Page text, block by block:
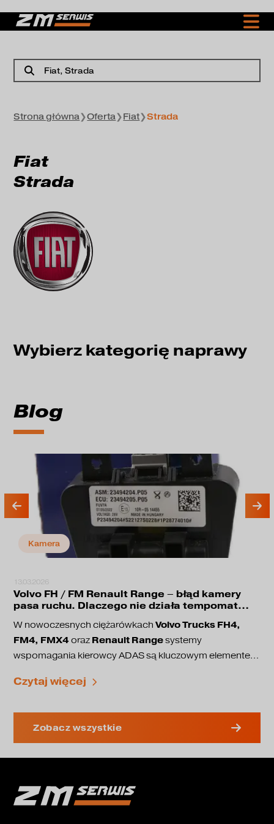
Fiat, Strada
Strona główna❯Oferta❯Fiat❯Strada
Fiat
Strada
Wybierz kategorię naprawy
Blog
Kamera
13.03.2026
Volvo FH / FM Renault Range – błąd kamery
pasa ruchu. Dlaczego nie działa tempomat
W nowoczesnych ciężarówkachVolvo Trucks FH4,
FM4, FMX4 oraz Renault Rangesystemy
wspomagania kierowcy ADAS są kluczowym elementem
za:
adaptacyjny tempomat
się problem, w którym przestaje działać kamera
Po pojawieniu się takiego komunikatu część systemów
bezpieczeństwa przestaje działać.
Czytaj więcej
Zobacz wszystkie